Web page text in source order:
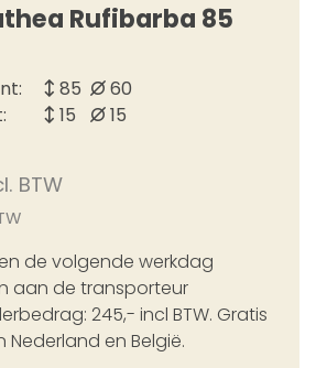
Rufibarba 85
85
60
15 15
BTW
de volgende werkdag
aan de transporteur
245,- incl BTW. Gratis
Nederland en België.